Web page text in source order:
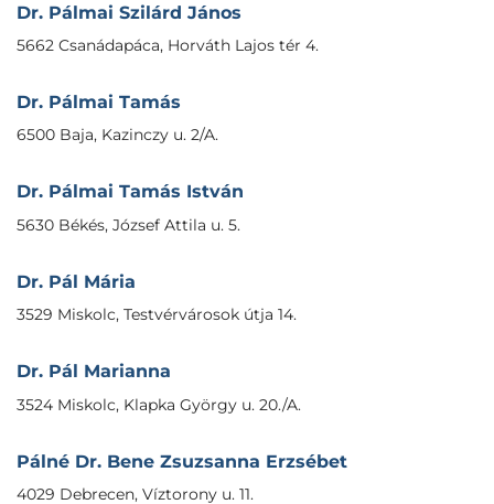
Dr. Pálmai Szilárd János
5662 Csanádapáca, Horváth Lajos tér 4.
Dr. Pálmai Tamás
6500 Baja, Kazinczy u. 2/A.
Dr. Pálmai Tamás István
5630 Békés, József Attila u. 5.
Dr. Pál Mária
3529 Miskolc, Testvérvárosok útja 14.
Dr. Pál Marianna
3524 Miskolc, Klapka György u. 20./A.
Pálné Dr. Bene Zsuzsanna Erzsébet
4029 Debrecen, Víztorony u. 11.